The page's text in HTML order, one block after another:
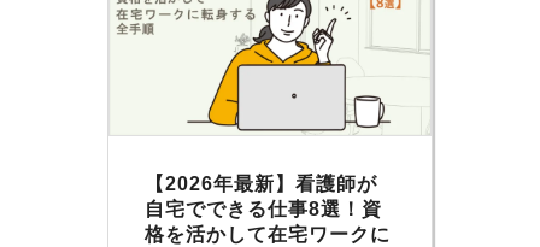
【2026年最新】看護師が
自宅でできる仕事8選！資
格を活かして在宅ワークに